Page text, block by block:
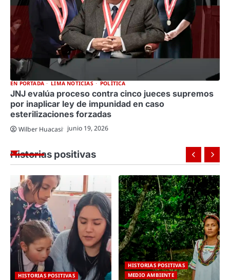
EN PORTADA LIMA NOTICIAS POLÍTICA
JNJ evalúa proceso contra cinco jueces supremos
por inaplicar ley de impunidad en caso
esterilizaciones forzadas
Wilber Huacasi junio 19, 2026
Historias positivas
HISTORIAS POSITIVAS
MEDIO AMBIENTE
HISTORIAS POSITIVAS